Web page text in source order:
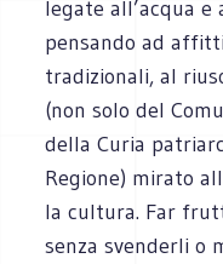
legate all’acqua e
pensando ad
tradizionali, al
(non solo del
della Curia
Regione) mirato
la cultura. Far
senza svenderli o